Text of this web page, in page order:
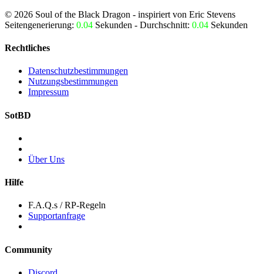
© 2026 Soul of the Black Dragon - inspiriert von Eric Stevens
Seitengenerierung: 0.04 Sekunden - Durchschnitt: 0.04 Sekunden
Rechtliches
Datenschutzbestimmungen
Nutzungsbestimmungen
Impressum
SotBD
Über Uns
Hilfe
F.A.Q.s / RP-Regeln
Supportanfrage
Community